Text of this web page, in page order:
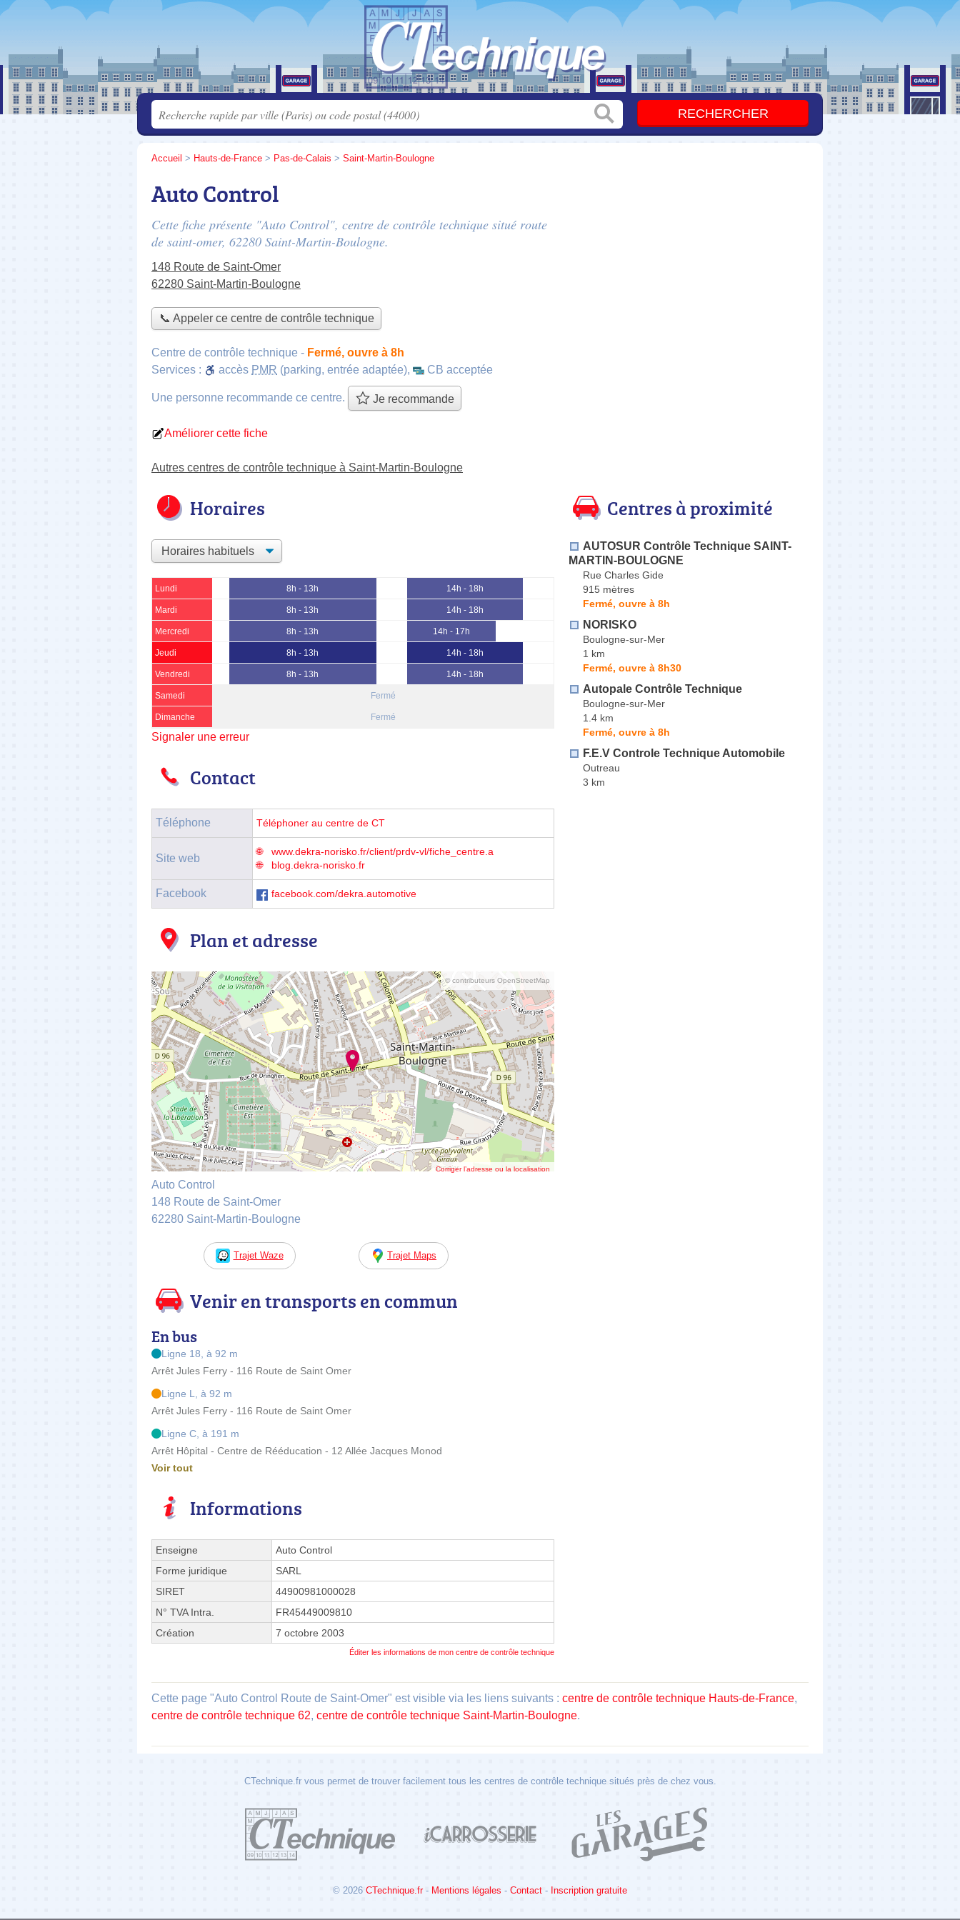
Accueil > Hauts-de-France > Pas-de-Calais > Saint-Martin-Boulogne
Auto Control
Cette fiche présente "Auto Control", centre de contrôle technique situé route
de saint-omer, 62280 Saint-Martin-Boulogne.
148 Route de Saint-Omer
62280 Saint-Martin-Boulogne
📞 Appeler ce centre de contrôle technique
Centre de contrôle technique - Fermé, ouvre à 8h
Services :
accès PMR (parking, entrée adaptée), CB acceptée
Une personne recommande ce centre. Je recommande
Améliorer cette fiche
Autres centres de contrôle technique à Saint-Martin-Boulogne
Horaires
Lundi 8h - 13h 14h - 18h
Mardi 8h - 13h 14h - 18h
Mercredi 8h - 13h 14h - 17h
Jeudi 8h - 13h 14h - 18h
Vendredi 8h - 13h 14h - 18h
Samedi Fermé
Dimanche Fermé
Signaler une erreur
Contact
Téléphone Téléphoner au centre de CT
Site web
www.dekra-norisko.fr/client/prdv-vl/fiche_centre.a
blog.dekra-norisko.fr
Facebook facebook.com/dekra.automotive
Plan et adresse
© contributeurs OpenStreetMap
Corriger l’adresse ou la localisation
Auto Control
148 Route de Saint-Omer
62280 Saint-Martin-Boulogne
Trajet Waze Trajet Maps
Venir en transports en commun
En bus
Ligne 18, à 92 m
Arrêt Jules Ferry - 116 Route de Saint Omer
Ligne L, à 92 m
Arrêt Jules Ferry - 116 Route de Saint Omer
Ligne C, à 191 m
Arrêt Hôpital - Centre de Rééducation - 12 Allée Jacques Monod
Voir tout
Informations
Enseigne
Auto Control
Forme juridique
SARL
SIRET
44900981000028
N° TVA Intra.
FR45449009810
Création
7 octobre 2003
Éditer les informations de mon centre de contrôle technique
Centres à proximité
AUTOSUR Contrôle Technique SAINT-
MARTIN-BOULOGNE
Rue Charles Gide
915 mètres
Fermé, ouvre à 8h
NORISKO
Boulogne-sur-Mer
1 km
Fermé, ouvre à 8h30
Autopale Contrôle Technique
Boulogne-sur-Mer
1.4 km
Fermé, ouvre à 8h
F.E.V Controle Technique Automobile
Outreau
3 km
Cette page "Auto Control Route de Saint-Omer" est visible via les liens suivants : centre de contrôle technique Hauts-de-France,
centre de contrôle technique 62, centre de contrôle technique Saint-Martin-Boulogne.
CTechnique.fr vous permet de trouver facilement tous les centres de contrôle technique situés près de chez vous.
© 2026 CTechnique.fr - Mentions légales - Contact - Inscription gratuite